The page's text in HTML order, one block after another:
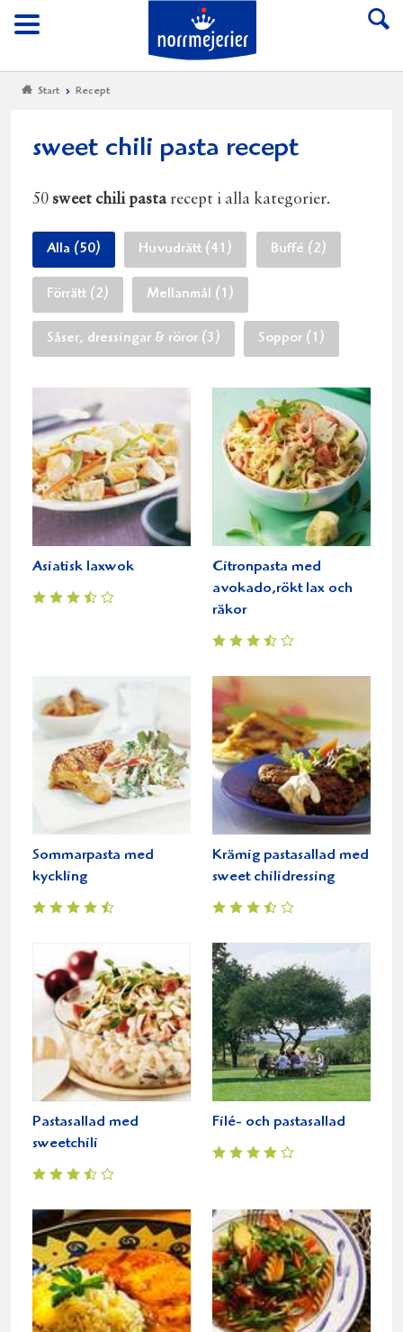
Meny
Till Norrmejerier
Start Recept
sweet chili pasta recept
50 sweet chili pasta recept i alla kategorier.
Alla (50) Huvudrätt (41) Buffé (2)
Förrätt (2) Mellanmål (1)
Såser, dressingar & röror (3) Soppor (1)
Asiatisk laxwok
Citronpasta med
avokado,rökt lax och
räkor
Sommarpasta med
kyckling
Krämig pastasallad med
sweet chilidressing
Pastasallad med
sweetchili
Filé- och pastasallad